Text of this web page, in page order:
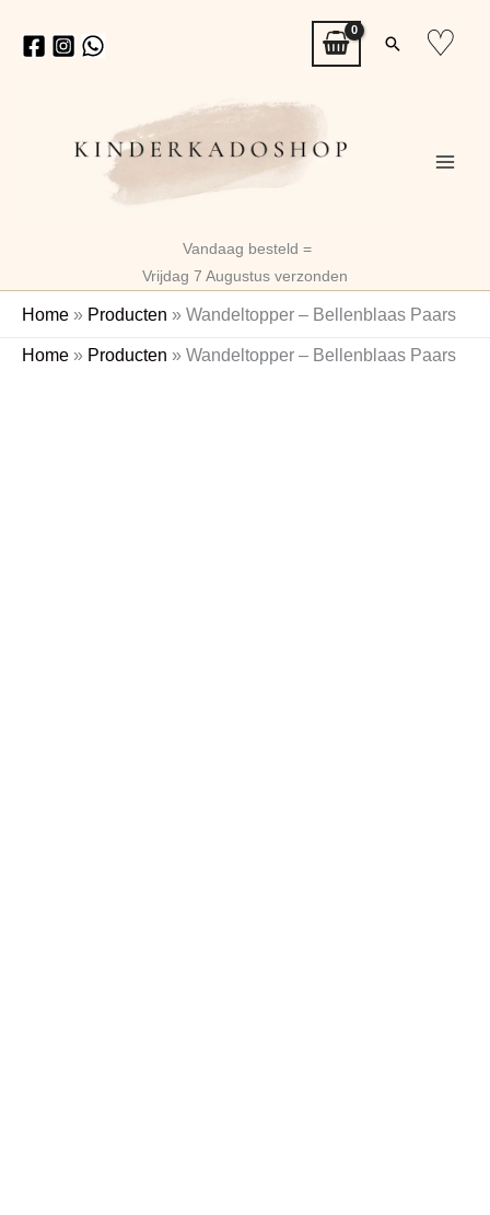
naar
Zoeken
♡
Vandaag besteld =
Vrijdag 7 Augustus verzonden
Home » Producten » Wandeltopper – Bellenblaas Paars
Home » Producten » Wandeltopper – Bellenblaas Paars
Wandeltopper